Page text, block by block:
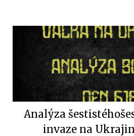
Analýza
invaze na